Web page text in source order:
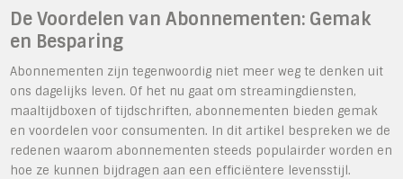
De Voordelen van Abonnementen: Gemak
en Besparing
Abonnementen zijn tegenwoordig niet meer weg te denken uit
ons dagelijks leven. Of het nu gaat om streamingdiensten,
maaltijdboxen of tijdschriften, abonnementen bieden gemak
en voordelen voor consumenten. In dit artikel bespreken we de
redenen waarom abonnementen steeds populairder worden en
hoe ze kunnen bijdragen aan een efficiëntere levensstijl.